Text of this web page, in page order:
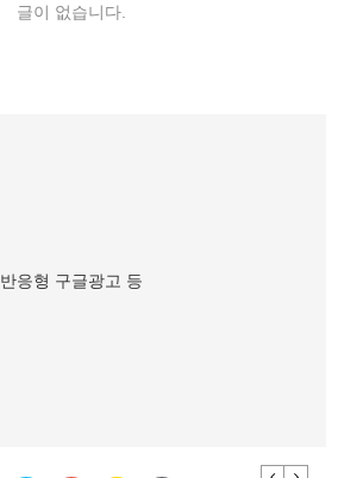
글이 없습니다.
반응형 구글광고 등